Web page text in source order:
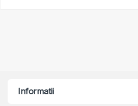
Informatii